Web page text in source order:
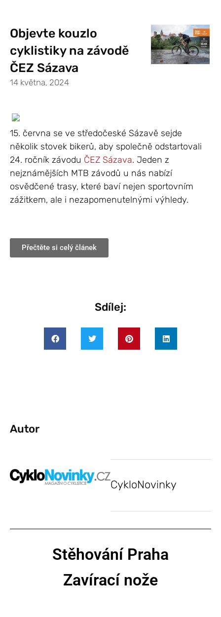
Objevte kouzlo
cyklistiky na závodě
ČEZ Sázava
14 května, 2024
15. června se ve středočeské Sázavě sejde
několik stovek bikerů, aby společně odstartovali
24. ročník závodu ČEZ Sázava. Jeden z
nejznámějších MTB závodů u nás nabízí
osvědčené trasy, které baví nejen sportovním
zážitkem, ale i nezapomenutelnými výhledy.
Přečtěte si celý článek
Sdílej:
Autor
CykloNovinky
Stěhování Praha
Zavírací nože